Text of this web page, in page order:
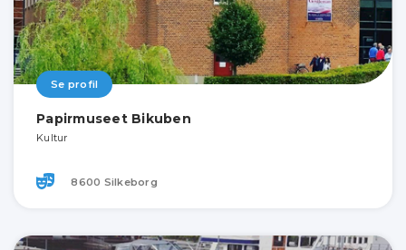
Se profil
Papirmuseet Bikuben
Kultur
8600 Silkeborg